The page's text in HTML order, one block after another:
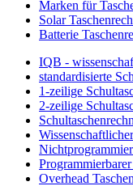
Marken für
Solar
Batterie
IQB -
standardisierte
1-zeilige
2-zeilige
Overhead